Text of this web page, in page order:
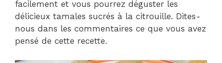
facilement et vous pourrez déguster les
délicieux tamales sucrés à la citrouille. Dites-
nous dans les commentaires ce que vous avez
pensé de cette recette.